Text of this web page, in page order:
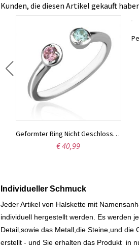
Kunden, die diesen Artikel gekauft
Geformter Ring Nicht Geschlossen mit zwei Geburtssteinen Sterling Silber
€ 40,99
Individueller Schmuck
Jeder Artikel von Halskette mit
individuell hergestellt werden.
Es werden
Detail,sowie das Metall,die Steine,und die
erstellt - und Sie erhalten das Produkt in